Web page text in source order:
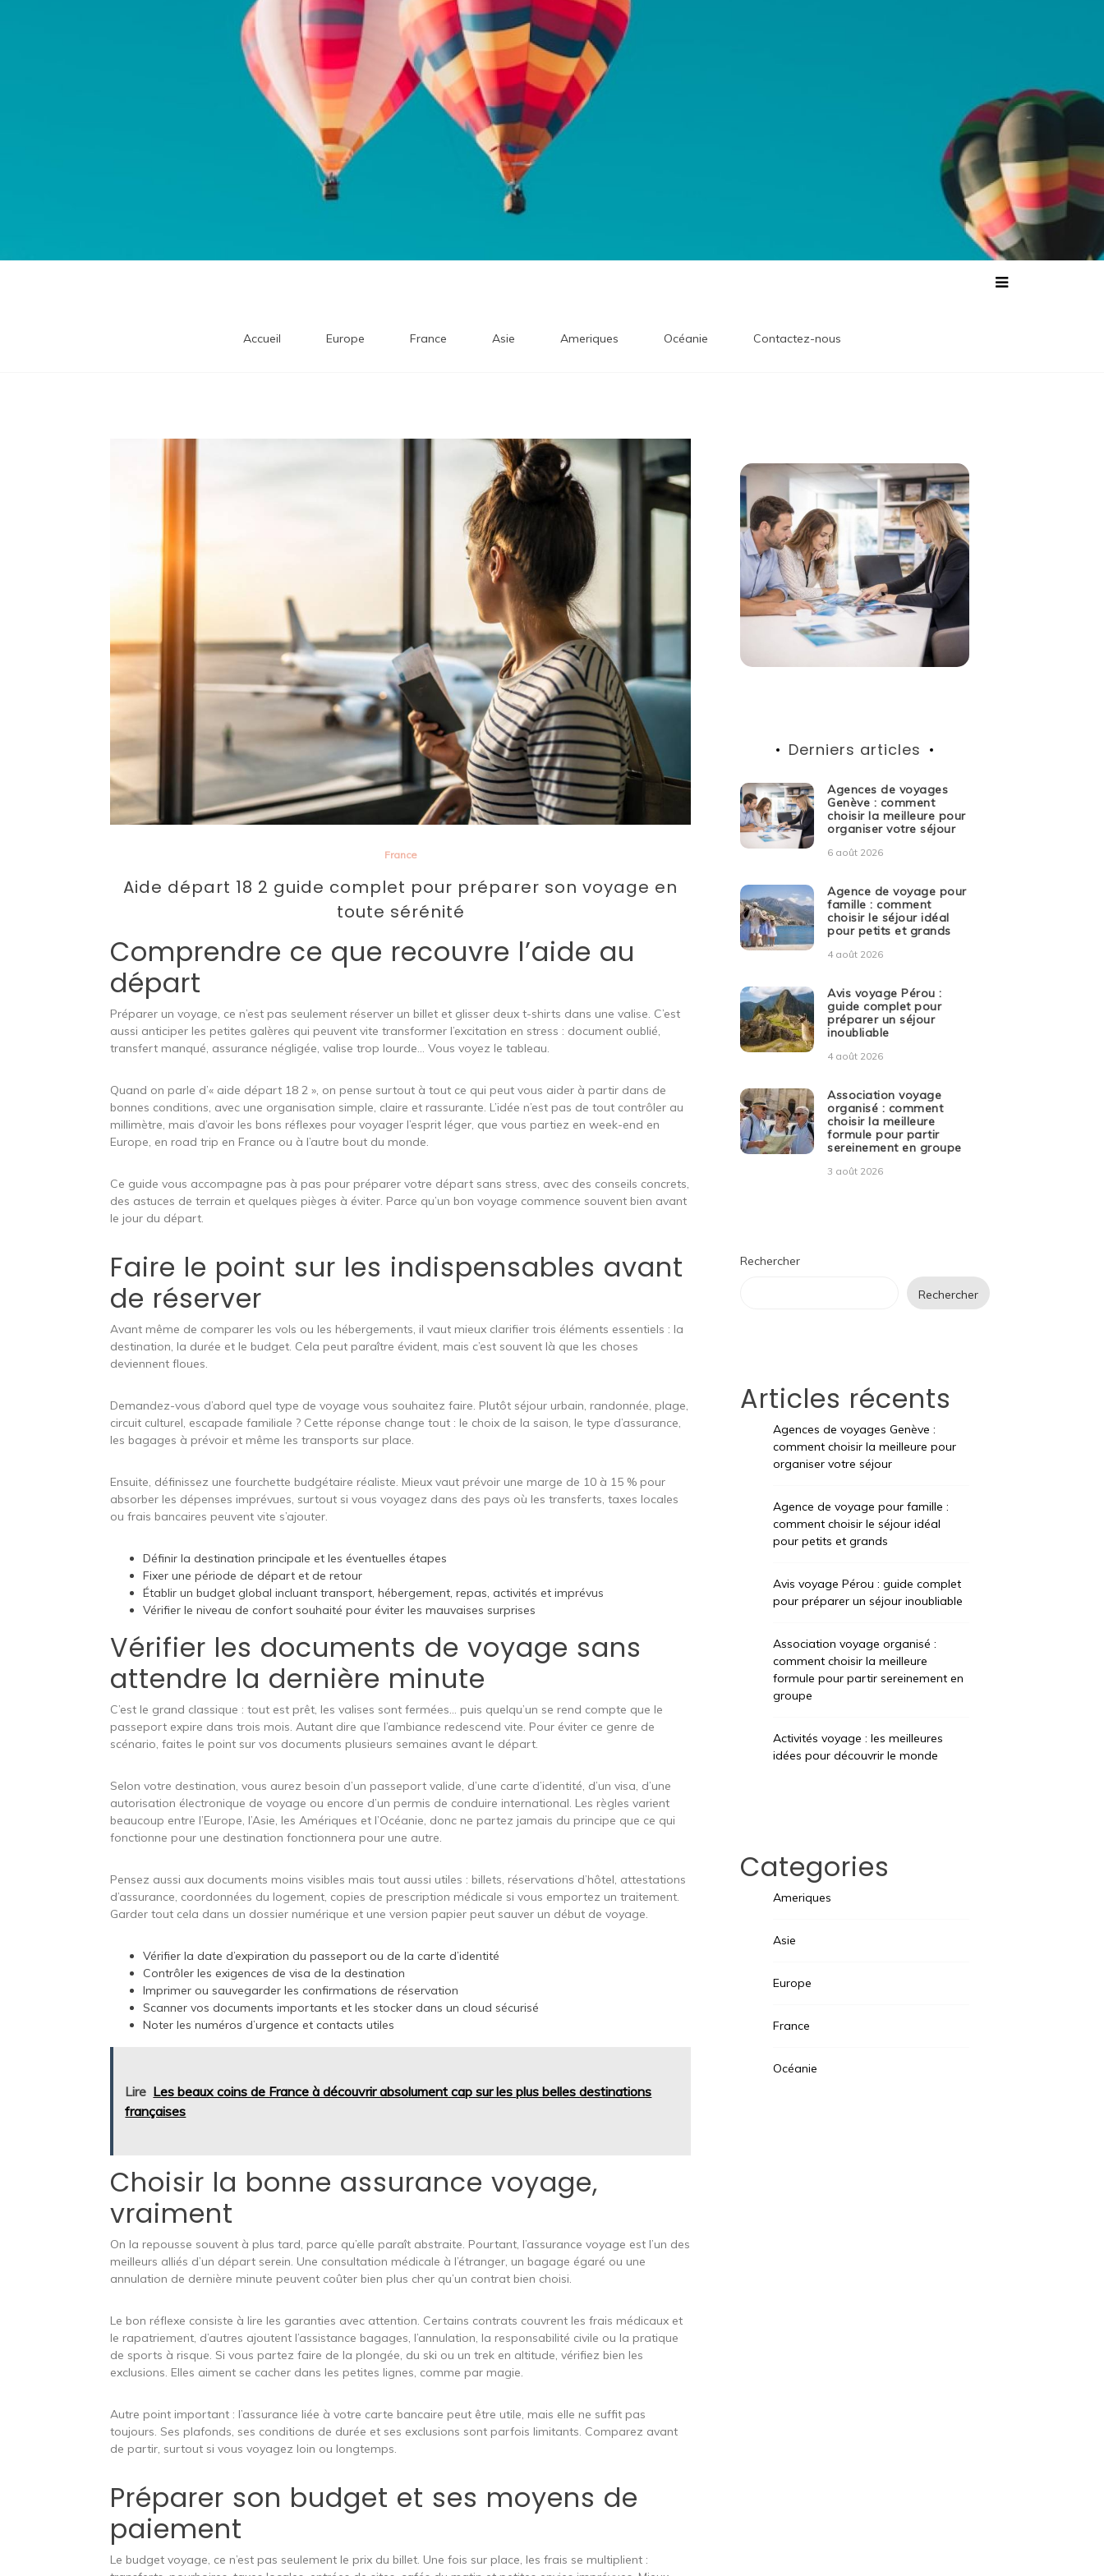
Accueil Europe France Asie Ameriques Océanie Contactez-nous
France
Aide départ 18 2 guide complet pour préparer son voyage en
toute sérénité
Comprendre ce que recouvre l’aide au
départ
Préparer un voyage, ce n’est pas seulement réserver un billet et glisser deux t-shirts dans une valise. C’est
aussi anticiper les petites galères qui peuvent vite transformer l’excitation en stress : document oublié,
transfert manqué, assurance négligée, valise trop lourde… Vous voyez le tableau.
Quand on parle d’« aide départ 18 2 », on pense surtout à tout ce qui peut vous aider à partir dans de
bonnes conditions, avec une organisation simple, claire et rassurante. L’idée n’est pas de tout contrôler au
millimètre, mais d’avoir les bons réflexes pour voyager l’esprit léger, que vous partiez en week-end en
Europe, en road trip en France ou à l’autre bout du monde.
Ce guide vous accompagne pas à pas pour préparer votre départ sans stress, avec des conseils concrets,
des astuces de terrain et quelques pièges à éviter. Parce qu’un bon voyage commence souvent bien avant
le jour du départ.
Faire le point sur les indispensables avant
de réserver
Avant même de comparer les vols ou les hébergements, il vaut mieux clarifier trois éléments essentiels : la
destination, la durée et le budget. Cela peut paraître évident, mais c’est souvent là que les choses
deviennent floues.
Demandez-vous d’abord quel type de voyage vous souhaitez faire. Plutôt séjour urbain, randonnée, plage,
circuit culturel, escapade familiale ? Cette réponse change tout : le choix de la saison, le type d’assurance,
les bagages à prévoir et même les transports sur place.
Ensuite, définissez une fourchette budgétaire réaliste. Mieux vaut prévoir une marge de 10 à 15 % pour
absorber les dépenses imprévues, surtout si vous voyagez dans des pays où les transferts, taxes locales
ou frais bancaires peuvent vite s’ajouter.
Définir la destination principale et les éventuelles étapes
Fixer une période de départ et de retour
Établir un budget global incluant transport, hébergement, repas, activités et imprévus
Vérifier le niveau de confort souhaité pour éviter les mauvaises surprises
Vérifier les documents de voyage sans
attendre la dernière minute
C’est le grand classique : tout est prêt, les valises sont fermées… puis quelqu’un se rend compte que le
passeport expire dans trois mois. Autant dire que l’ambiance redescend vite. Pour éviter ce genre de
scénario, faites le point sur vos documents plusieurs semaines avant le départ.
Selon votre destination, vous aurez besoin d’un passeport valide, d’une carte d’identité, d’un visa, d’une
autorisation électronique de voyage ou encore d’un permis de conduire international. Les règles varient
beaucoup entre l’Europe, l’Asie, les Amériques et l’Océanie, donc ne partez jamais du principe que ce qui
fonctionne pour une destination fonctionnera pour une autre.
Pensez aussi aux documents moins visibles mais tout aussi utiles : billets, réservations d’hôtel, attestations
d’assurance, coordonnées du logement, copies de prescription médicale si vous emportez un traitement.
Garder tout cela dans un dossier numérique et une version papier peut sauver un début de voyage.
Vérifier la date d’expiration du passeport ou de la carte d’identité
Contrôler les exigences de visa de la destination
Imprimer ou sauvegarder les confirmations de réservation
Scanner vos documents importants et les stocker dans un cloud sécurisé
Noter les numéros d’urgence et contacts utiles
Lire Les beaux coins de France à découvrir absolument cap sur les plus belles destinations
françaises
Choisir la bonne assurance voyage,
vraiment
On la repousse souvent à plus tard, parce qu’elle paraît abstraite. Pourtant, l’assurance voyage est l’un des
meilleurs alliés d’un départ serein. Une consultation médicale à l’étranger, un bagage égaré ou une
annulation de dernière minute peuvent coûter bien plus cher qu’un contrat bien choisi.
Le bon réflexe consiste à lire les garanties avec attention. Certains contrats couvrent les frais médicaux et
le rapatriement, d’autres ajoutent l’assistance bagages, l’annulation, la responsabilité civile ou la pratique
de sports à risque. Si vous partez faire de la plongée, du ski ou un trek en altitude, vérifiez bien les
exclusions. Elles aiment se cacher dans les petites lignes, comme par magie.
Autre point important : l’assurance liée à votre carte bancaire peut être utile, mais elle ne suffit pas
toujours. Ses plafonds, ses conditions de durée et ses exclusions sont parfois limitants. Comparez avant
de partir, surtout si vous voyagez loin ou longtemps.
Préparer son budget et ses moyens de
paiement
Le budget voyage, ce n’est pas seulement le prix du billet. Une fois sur place, les frais se multiplient :
Derniers articles
Agences de voyages
Genève : comment
choisir la meilleure pour
organiser votre séjour
6 août 2026
Agence de voyage pour
famille : comment
choisir le séjour idéal
pour petits et grands
4 août 2026
Avis voyage Pérou :
guide complet pour
préparer un séjour
inoubliable
4 août 2026
Association voyage
organisé : comment
choisir la meilleure
formule pour partir
sereinement en groupe
3 août 2026
Rechercher
Rechercher
Articles récents
Agences de voyages Genève :
comment choisir la meilleure pour
organiser votre séjour
Agence de voyage pour famille :
comment choisir le séjour idéal
pour petits et grands
Avis voyage Pérou : guide complet
pour préparer un séjour inoubliable
Association voyage organisé :
comment choisir la meilleure
formule pour partir sereinement en
groupe
Activités voyage : les meilleures
idées pour découvrir le monde
Categories
Ameriques
Asie
Europe
France
Océanie